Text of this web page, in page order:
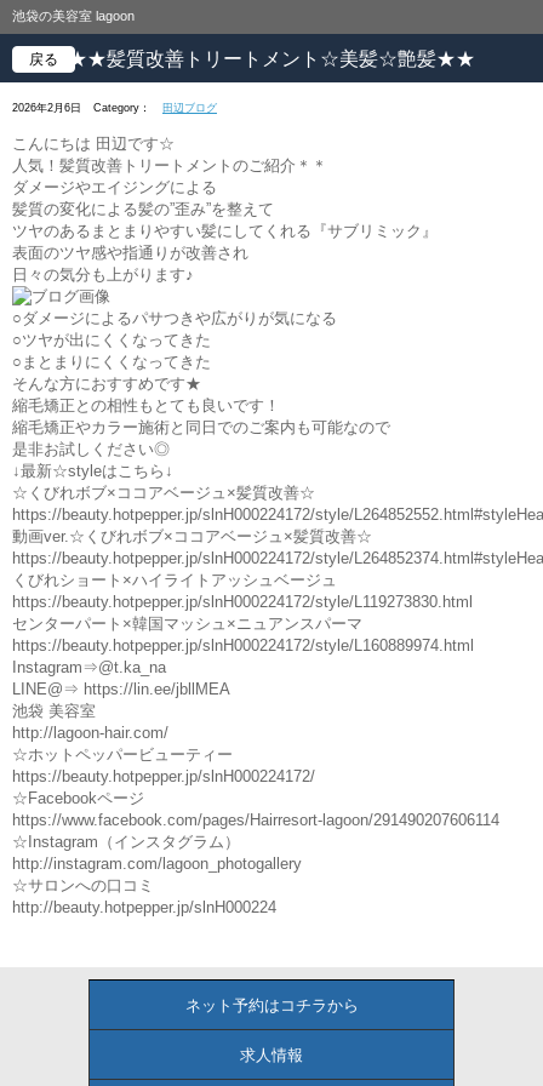
池袋の美容室 lagoon
★★髪質改善トリートメント☆美髪☆艶髪★★
戻る
2026年2月6日 Category： 田辺ブログ
こんにちは 田辺です☆
人気！髪質改善トリートメントのご紹介＊＊
ダメージやエイジングによる
髪質の変化による髪の”歪み”を整えて
ツヤのあるまとまりやすい髪にしてくれる『サブリミック』
表面のツヤ感や指通りが改善され
日々の気分も上がります♪
○ダメージによるパサつきや広がりが気になる
○ツヤが出にくくなってきた
○まとまりにくくなってきた
そんな方におすすめです★
縮毛矯正との相性もとても良いです！
縮毛矯正やカラー施術と同日でのご案内も可能なので
是非お試しください◎
↓最新☆styleはこちら↓
☆くびれボブ×ココアベージュ×髪質改善☆
https://beauty.hotpepper.jp/slnH000224172/style/
動画ver.☆くびれボブ×ココアベージュ×髪質改善☆
https://beauty.hotpepper.jp/slnH000224172/style/
くびれショート×ハイライトアッシュベージュ
https://beauty.hotpepper.jp/slnH000224172/style/L119273830.html
センターパート×韓国マッシュ×ニュアンスパーマ
https://beauty.hotpepper.jp/slnH000224172/style/L160889974.html
Instagram⇒@t.ka_na
LINE@⇒ https://lin.ee/jbllMEA
池袋 美容室
http://lagoon-hair.com/
☆ホットペッパービューティー
https://beauty.hotpepper.jp/slnH000224172/
☆Facebookページ
https://www.facebook.com/pages/Hairresort-lagoon/291490207606114
☆Instagram（インスタグラム）
http://instagram.com/lagoon_photogallery
☆サロンへの口コミ
http://beauty.hotpepper.jp/slnH000224
ネット予約はコチラから
求人情報